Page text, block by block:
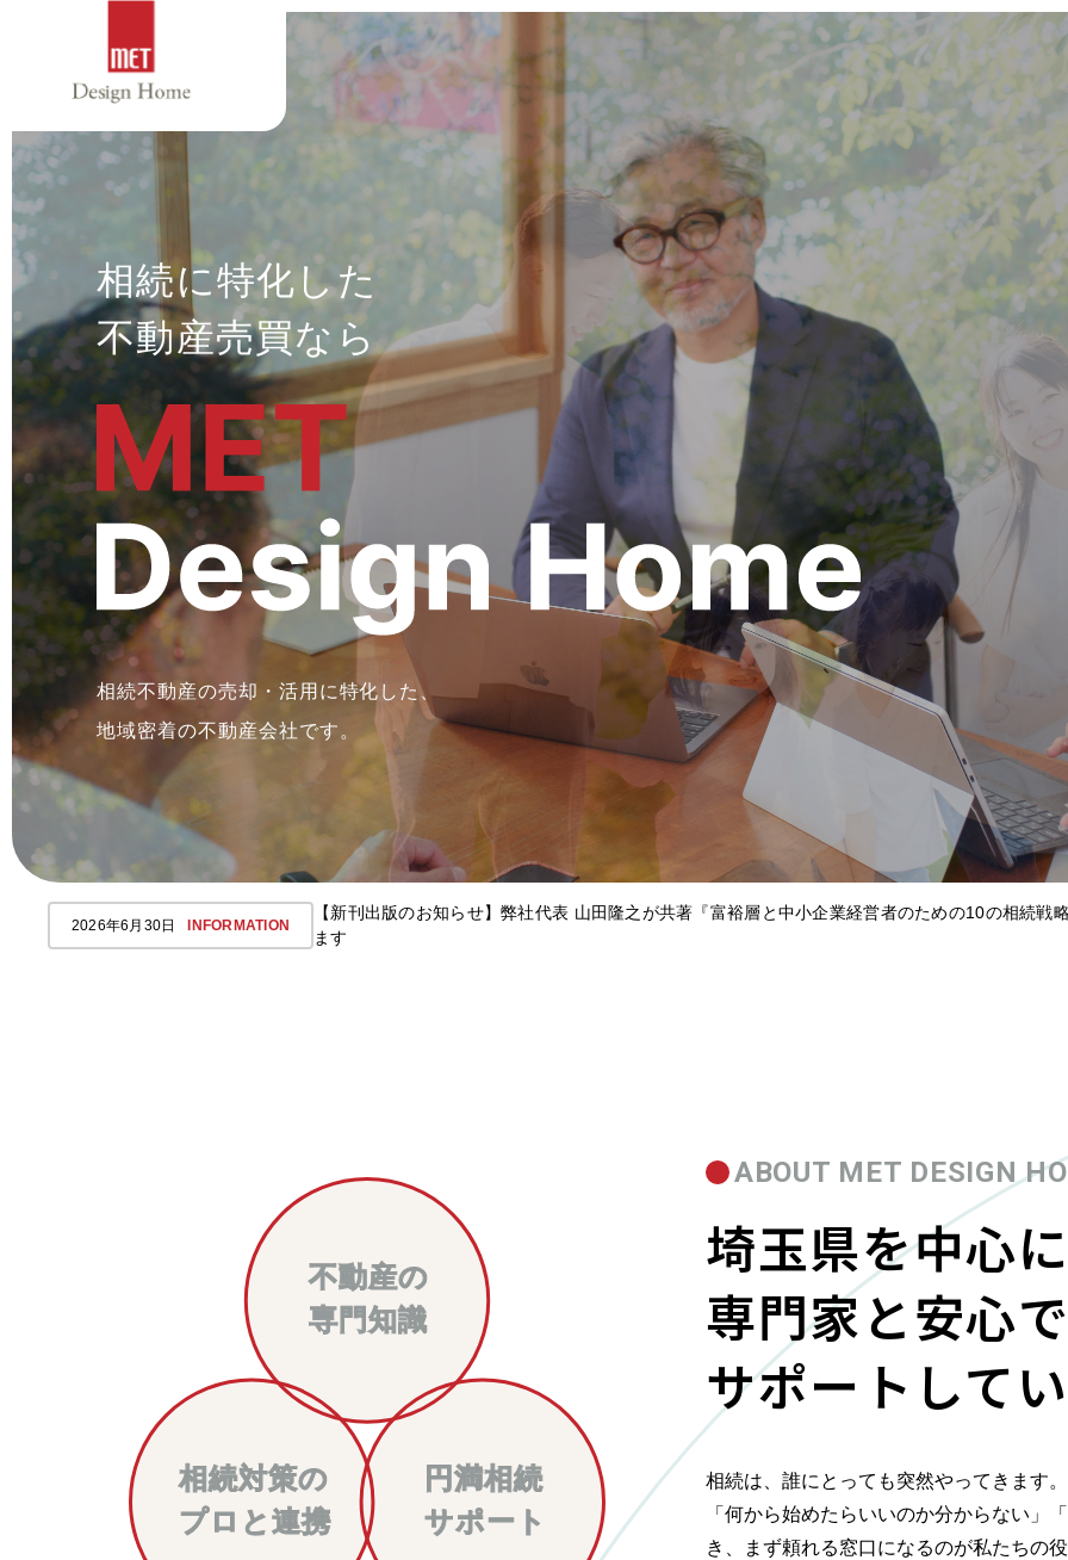
相続に特化した
不動産売買なら
相続不動産の売却・活用に特化した、
地域密着の不動産会社です。
2026年6月30日 INFORMATION
【新刊出版のお知らせ】弊社代表 山田隆之が共著『富裕層と中小企業経営者のための10の相続戦
ます
ABOUT MET DESIGN
埼玉県を中心
専門家と安心
サポートして
相続は、誰にとっても突然やってきます。
「何から始めたらいいのか分からない
き、まず頼れる窓口になるのが私たちの